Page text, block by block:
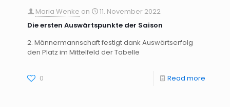
Maria Wenke on
11. November 2022
Die ersten Auswärtspunkte der Saison
2. Männermannschaft festigt dank Auswärtserfolg
den Platz im Mittelfeld der Tabelle
0 Read more